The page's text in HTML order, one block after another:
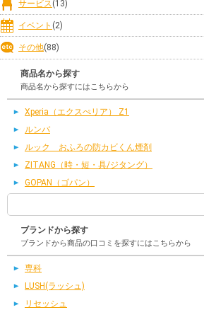
サービス(13)
イベント (2)
その他(88)
商品名から探す
商品名から探すにはこちらから
Xperia（エクスぺリア） Z1
ルンバ
ルック おふろの防カビくん煙剤
ZITANG（時・短・具/ジタング）
GOPAN（ゴパン）
ブランドから探す
ブランドから商品の口コミを探すにはこちらから
専科
LUSH(ラッシュ)
リセッシュ